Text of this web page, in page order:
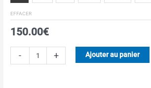
EFFACER
150.00€
- + Ajouter au panier